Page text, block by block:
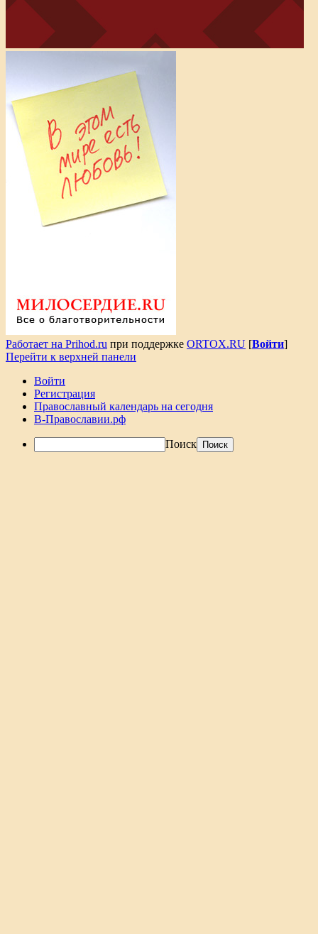
Работает на Prihod.ru при поддержке ORTOX.RU [Войти]
Перейти к верхней панели
Войти
Регистрация
Православный календарь на сегодня
В-Православии.рф
Поиск